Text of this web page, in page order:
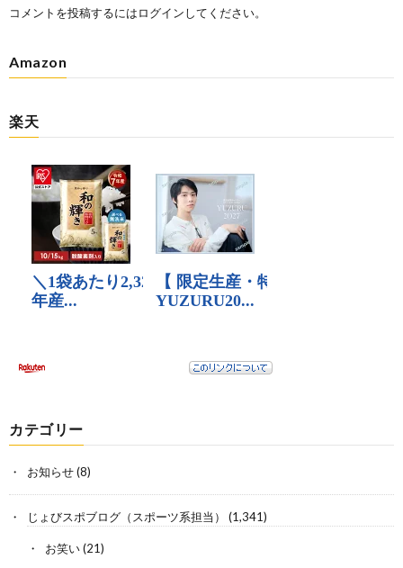
コメントを投稿するにはログインしてください。
Amazon
楽天
カテゴリー
お知らせ(8)
じょびスポブログ（スポーツ系担当） (1,341)
お笑い(21)